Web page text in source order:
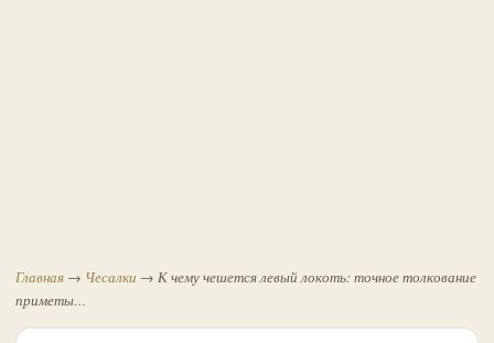
Главная → Чесалки → К чему чешется левый локоть: точное толкование
приметы…